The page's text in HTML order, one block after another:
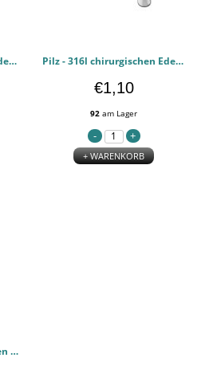
Pilz - 316l chirurgischen Edelstahl Ohrstecker PCJW50357 Pilz - 316l chirurgischen Edelstahl Ohrstecker PCJW50356
€1,10
92 am Lager
+ WARENKORB
3D Herz - 316l chirurgischen Edelstahl Ohrstecker PCJW50355